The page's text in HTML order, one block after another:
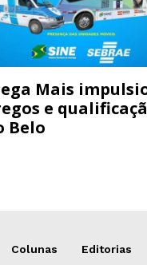
Mais
e
Belo
Colunas Editorias